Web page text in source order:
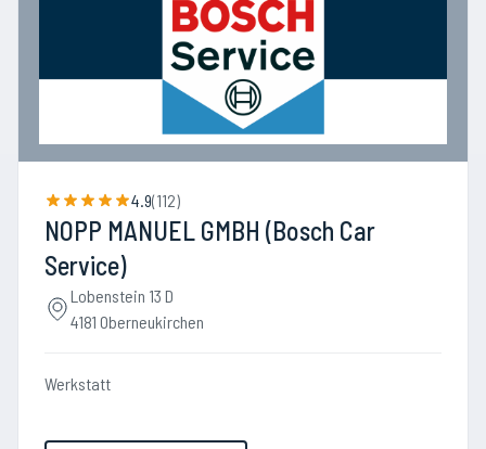
4.9(112)
NOPP MANUEL GMBH (Bosch Car
Service)
Lobenstein 13 D
4181 Oberneukirchen
Werkstatt